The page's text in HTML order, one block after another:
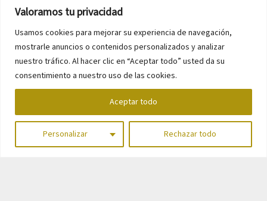
Valoramos tu privacidad
Usamos cookies para mejorar su experiencia de navegación,
mostrarle anuncios o contenidos personalizados y analizar
nuestro tráfico. Al hacer clic en “Aceptar todo” usted da su
consentimiento a nuestro uso de las cookies.
Personalizar Rechazar todo
Aceptar todo
La Ermita Nº23-B
Polígono de A Grela – Bens
15008. A Coruña (SPN)
(+34) 981 171 948
info@abacocr.com
Dossier Proyectos2024